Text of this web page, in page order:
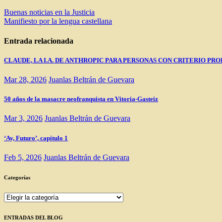
Navegación
de
entradas
Buenas noticias en la Justicia
Manifiesto por la lengua castellana
Entrada relacionada
CLAUDE, LA I.A. DE ANTHROPIC PARA PERSONAS CON CRITERIO
Mar 28, 2026 Juanlas Beltrán de Guevara
50 años de la masacre neofranquista en Vitoria-Gasteiz
Mar 3, 2026 Juanlas Beltrán de Guevara
‘Ay, Futuro’, capítulo 1
Feb 5, 2026 Juanlas Beltrán de Guevara
Categorías
Categorías
ENTRADAS DEL BLOG